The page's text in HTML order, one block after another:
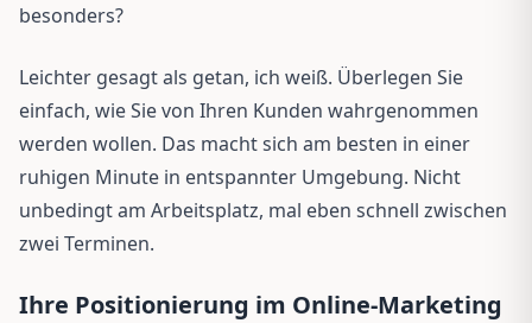
besonders?
Leichter gesagt als getan, ich weiß. Überlegen Sie
einfach, wie Sie von Ihren Kunden wahrgenommen
werden wollen. Das macht sich am besten in einer
ruhigen Minute in entspannter Umgebung. Nicht
unbedingt am Arbeitsplatz, mal eben schnell zwischen
zwei Terminen.
Ihre Positionierung im Online-Marketing